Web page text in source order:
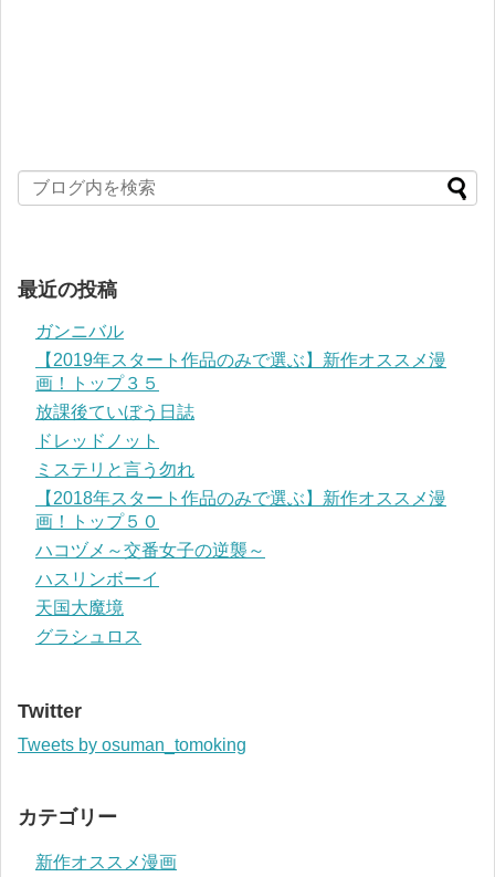
最近の投稿
ガンニバル
【2019年スタート作品のみで選ぶ】新作オススメ漫
画！トップ３５
放課後ていぼう日誌
ドレッドノット
ミステリと言う勿れ
【2018年スタート作品のみで選ぶ】新作オススメ漫
画！トップ５０
ハコヅメ～交番女子の逆襲～
ハスリンボーイ
天国大魔境
グラシュロス
Twitter
Tweets by osuman_tomoking
カテゴリー
新作オススメ漫画